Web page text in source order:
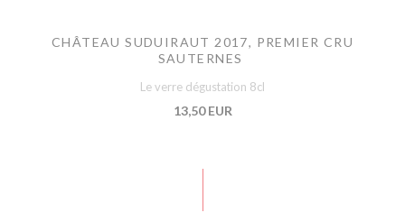
CHÂTEAU SUDUIRAUT 2017, PREMIER CRU
SAUTERNES
Le verre dégustation 8cl
13,50 EUR